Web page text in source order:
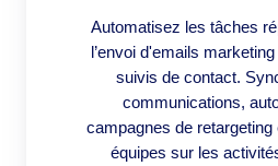
Automatisez les tâches
l’envoi d'emails
suivis de contact.
communications,
campagnes de
équipes sur les